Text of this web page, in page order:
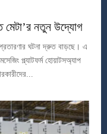
মেটা’র নতুন উদ্যোগ
প্রতারণার ঘটনা দ্রুত বাড়ছে। এ
প্ল্যাটফর্ম হোয়াটসঅ্যাপ